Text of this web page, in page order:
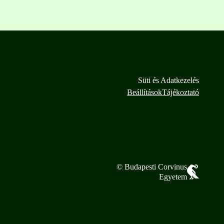
Süti és Adatkezelés
BeállításokTájékoztató
© Budapesti Corvinus
Egyetem